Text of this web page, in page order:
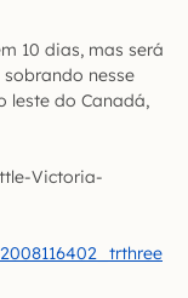
10 dias, mas será
nesse
leste do Canadá,
Victoria-